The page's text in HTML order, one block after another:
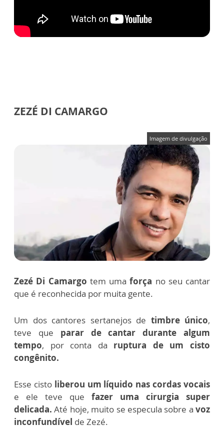
ZEZÉ DI CAMARGO
Imagem de divulgação
Zezé Di Camargo tem umaforça no seu cantar
que é reconhecida por muita gente.
Um dos cantores sertanejos de timbre único,
teve que parar de cantar durante algum
tempo, por conta da ruptura de um cisto
congênito.
Esse cistoliberou um líquido nas cordas vocais
e ele teve que fazer uma cirurgia super
delicada. Até hoje, muito se especula sobre a voz
inconfundível de Zezé.